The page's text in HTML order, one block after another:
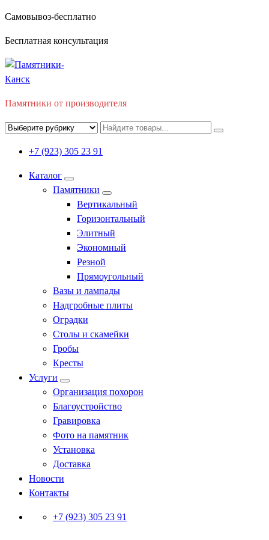
Перейти
содержимому
Самовывоз-бесплатно
Бесплатная консультация
Памятники от производителя
+7 (923) 305 23 91
Каталог
Памятники
Вертикальный
Горизонтальный
Элитный
Экономный
Резной
Прямоугольный
Вазы и лампады
Надгробные плиты
Оградки
Столы и скамейки
Гробы
Кресты
Услуги
Организация похорон
Благоустройство
Гравировка
Фото на памятник
Установка
Доставка
Новости
Контакты
+7 (923) 305 23 91